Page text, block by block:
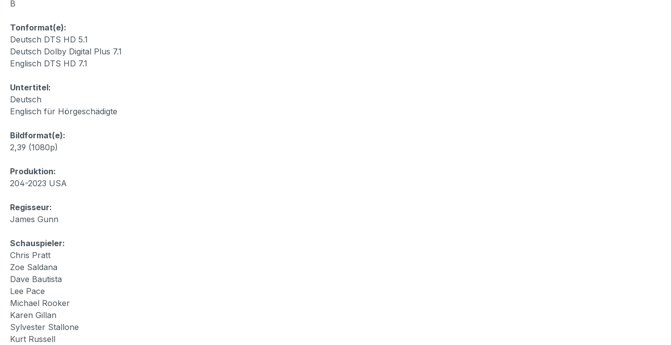
B
Tonformat(e):
Deutsch DTS HD 5.1
Deutsch Dolby Digital Plus 7.1
Englisch DTS HD 7.1
Untertitel:
Deutsch
Englisch für Hörgeschädigte
Bildformat(e):
2,39 (1080p)
Produktion:
204-2023 USA
Regisseur:
James Gunn
Schauspieler:
Chris Pratt
Zoe Saldana
Dave Bautista
Lee Pace
Michael Rooker
Karen Gillan
Sylvester Stallone
Kurt Russell